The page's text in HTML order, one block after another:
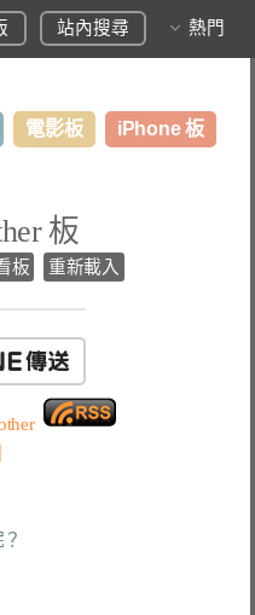
站內搜尋 熱門
電影板 iPhone 板
板
板 重新載入